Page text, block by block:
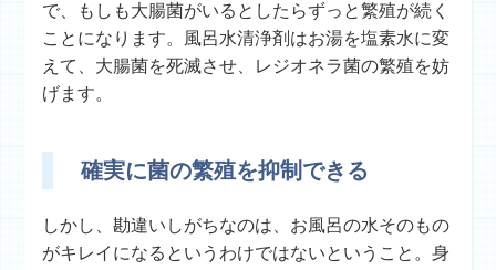
で、もしも大腸菌がいるとしたらずっと繁殖が続く
ことになります。風呂水清浄剤はお湯を塩素水に変
えて、大腸菌を死滅させ、レジオネラ菌の繁殖を妨
げます。
確実に菌の繁殖を抑制できる
しかし、勘違いしがちなのは、お風呂の水そのもの
がキレイになるというわけではないということ。身